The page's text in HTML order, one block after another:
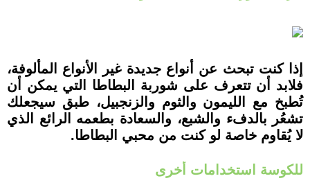
إذا كنت تبحث عن أنواع جديدة غير الأنواع المألوفة،
فلابد أن تتعرف على شوربة البطاطا التي يمكن أن
تُطبخ مع الليمون والثوم والزنجبيل، طبق سيجعلك
تشعُر بالدفء والشبع، والسعادة بطعمه الرائع الذي
لا يُقاوم خاصة لو كنت من محبي البطاطا.
للكوسة استخدامات أخرى